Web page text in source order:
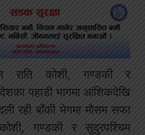
राति कोशी, गण्डकी र
पहाडी भागमा आंशिकदेखि
रही बाँकी भेगमा मौसम सफा
गण्डकी र सुदुरपश्चिम